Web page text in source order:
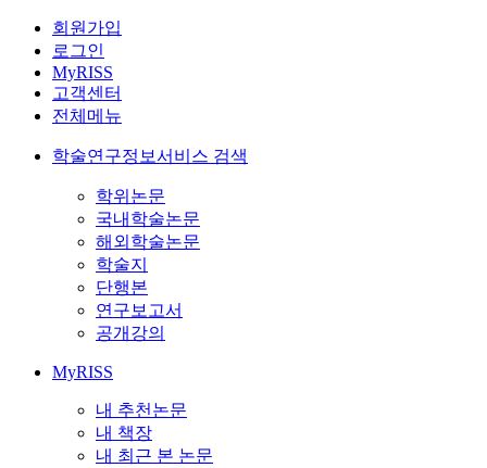
회원가입
로그인
MyRISS
고객센터
전체메뉴
학술연구정보서비스 검색
학위논문
국내학술논문
해외학술논문
학술지
단행본
연구보고서
공개강의
MyRISS
내 추천논문
내 책장
내 최근 본 논문